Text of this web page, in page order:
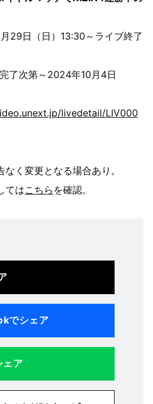
29日（日）13:30～ライブ終了
了次第～2024年10月4日
livedetail/LIV000
く変更となる場合あり。
てはこちら を確認。
でシェア
ェア